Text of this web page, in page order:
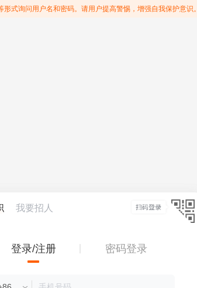
式询问用户名和密码。请用户提高警惕，增强自我保护意识。
我要招人
登录/注册 密码登录